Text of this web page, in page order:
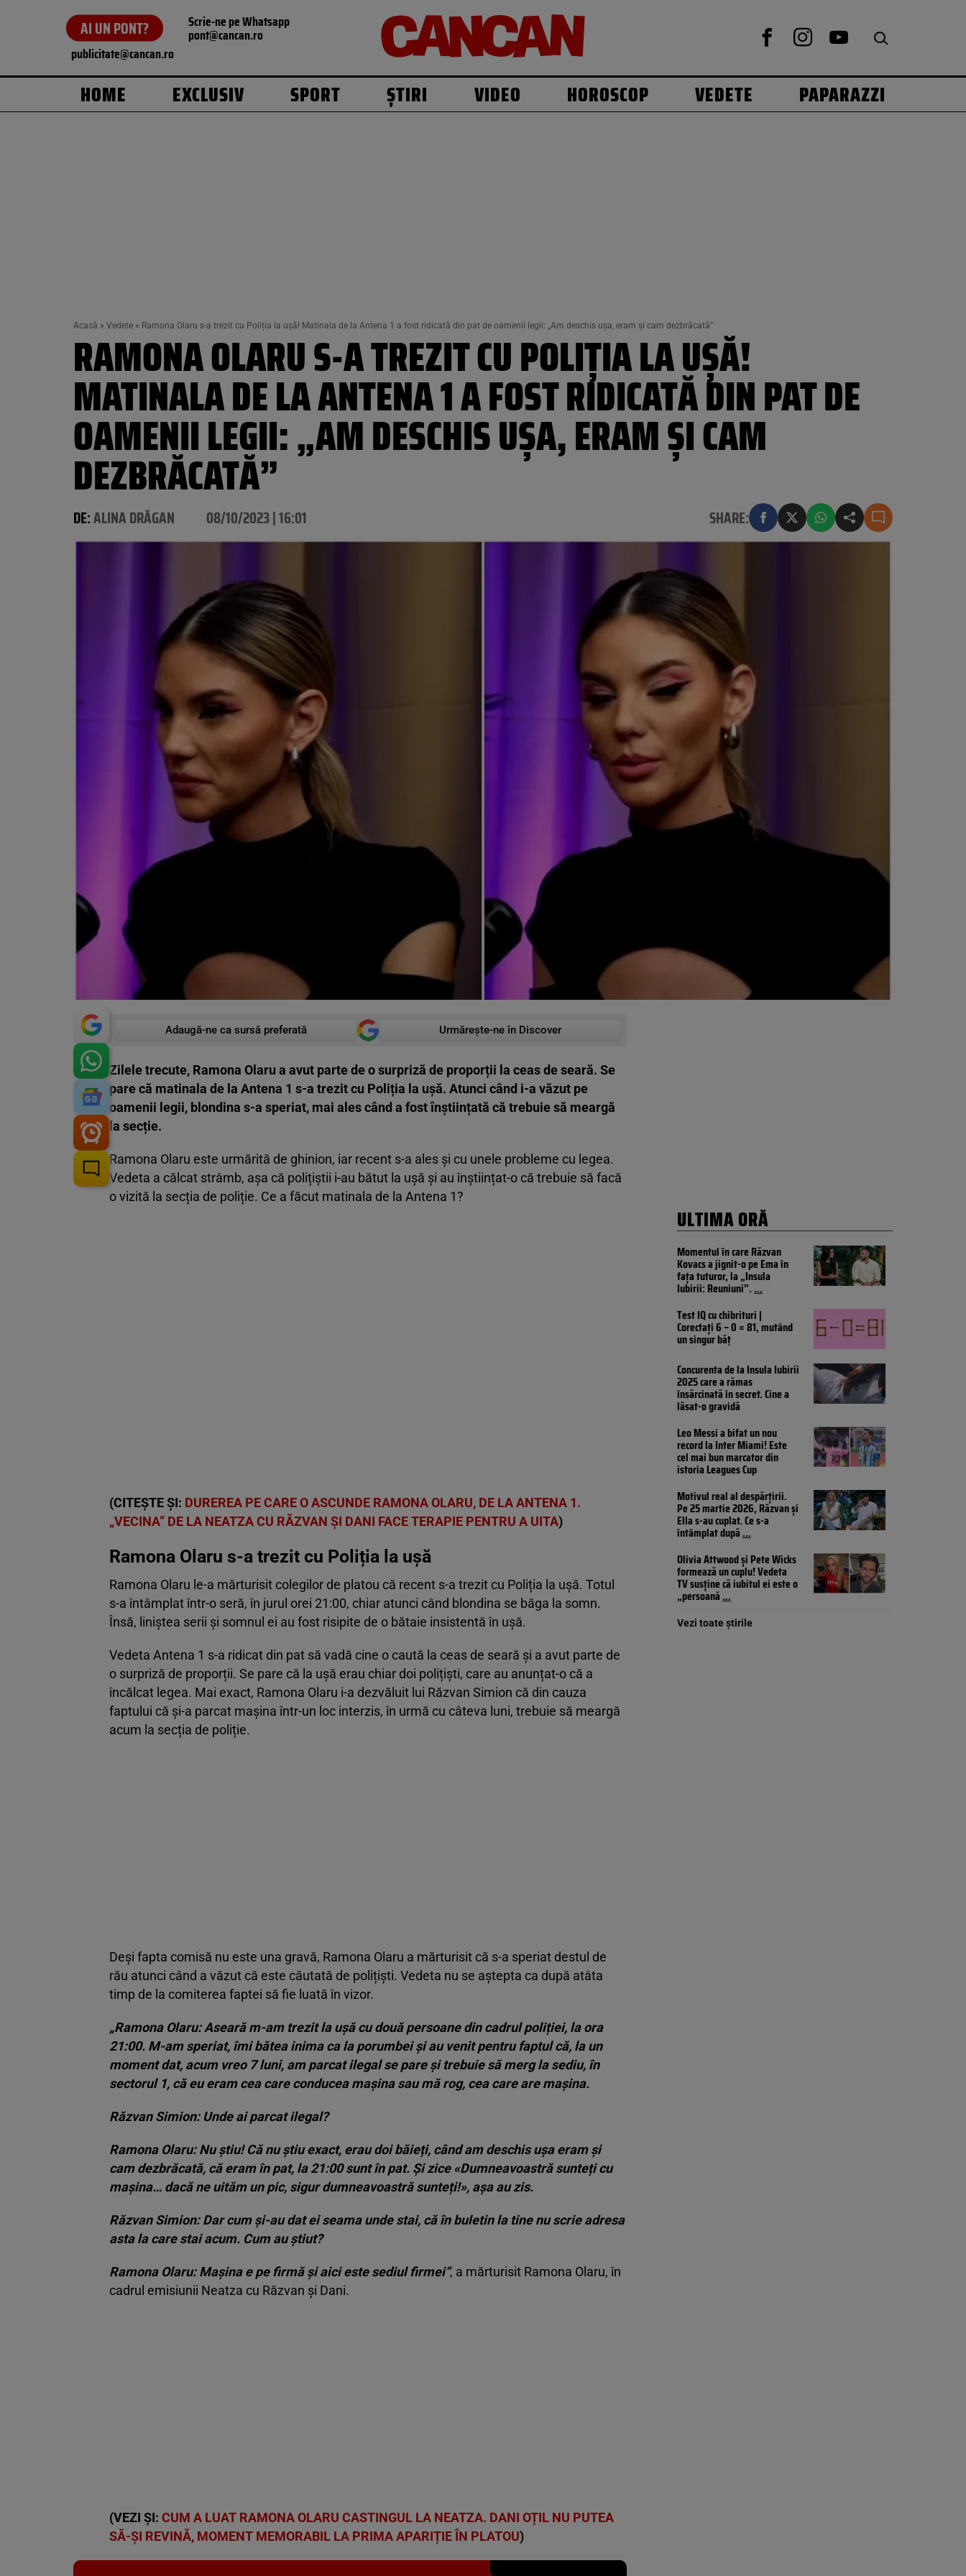
AI UN PONT? Scrie-ne pe Whatsapp
pont@cancan.ro
publicitate@cancan.ro
HOME EXCLUSIV SPORT ȘTIRI VIDEO HOROSCOP VEDETE PAPARAZZI
Acasă » Vedete » Ramona Olaru s-a trezit cu Poliția la ușă! Matinala de la Antena 1 a fost ridicată din pat de oamenii legii: „Am deschis ușa, eram și cam dezbrăcată”
RAMONA OLARU S-A TREZIT CU POLIȚIA LA UȘĂ!
MATINALA DE LA ANTENA 1 A FOST RIDICATĂ DIN PAT DE
OAMENII LEGII: „AM DESCHIS UȘA, ERAM ȘI CAM
DEZBRĂCATĂ”
DE:ALINA DRĂGAN 08/10/2023 | 16:01 SHARE:
Adaugă-ne ca sursă preferată Urmărește-ne în Discover
Zilele trecute, Ramona Olaru a avut parte de o surpriză de proporții la ceas de seară. Se
pare că matinala de la Antena 1 s-a trezit cu Poliția la ușă. Atunci când i-a văzut pe
oamenii legii, blondina s-a speriat, mai ales când a fost înștiințată că trebuie să meargă
la secție.
Ramona Olaru este urmărită de ghinion, iar recent s-a ales și cu unele probleme cu legea.
Vedeta a călcat strâmb, așa că polițiștii i-au bătut la ușă și au înștiințat-o că trebuie să facă
o vizită la secția de poliție. Ce a făcut matinala de la Antena 1?
(CITEȘTE ȘI: DUREREA PE CARE O ASCUNDE RAMONA OLARU, DE LA ANTENA 1.
„VECINA” DE LA NEATZA CU RĂZVAN ȘI DANI FACE TERAPIE PENTRU A UITA)
Ramona Olaru s-a trezit cu Poliția la ușă
Ramona Olaru le-a mărturisit colegilor de platou că recent s-a trezit cu Poliția la ușă. Totul
s-a întâmplat într-o seră, în jurul orei 21:00, chiar atunci când blondina se băga la somn.
Însă, liniștea serii și somnul ei au fost risipite de o bătaie insistentă în ușă.
Vedeta Antena 1 s-a ridicat din pat să vadă cine o caută la ceas de seară și a avut parte de
o surpriză de proporții. Se pare că la ușă erau chiar doi polițiști, care au anunțat-o că a
încălcat legea. Mai exact, Ramona Olaru i-a dezvăluit lui Răzvan Simion că din cauza
faptului că și-a parcat mașina într-un loc interzis, în urmă cu câteva luni, trebuie să meargă
acum la secția de poliție.
Deși fapta comisă nu este una gravă, Ramona Olaru a mărturisit că s-a speriat destul de
rău atunci când a văzut că este căutată de polițiști. Vedeta nu se aștepta ca după atâta
timp de la comiterea faptei să fie luată în vizor.
„Ramona Olaru: Aseară m-am trezit la ușă cu două persoane din cadrul poliției, la ora
21:00. M-am speriat, îmi bătea inima ca la porumbei și au venit pentru faptul că, la un
moment dat, acum vreo 7 luni, am parcat ilegal se pare și trebuie să merg la sediu, în
sectorul 1, că eu eram cea care conducea mașina sau mă rog, cea care are mașina.
Răzvan Simion: Unde ai parcat ilegal?
Ramona Olaru: Nu știu! Că nu știu exact, erau doi băieți, când am deschis ușa eram și
cam dezbrăcată, că eram în pat, la 21:00 sunt în pat. Și zice «Dumneavoastră sunteți cu
mașina… dacă ne uităm un pic, sigur dumneavoastră sunteți!», așa au zis.
Răzvan Simion: Dar cum și-au dat ei seama unde stai, că în buletin la tine nu scrie adresa
asta la care stai acum. Cum au știut?
Ramona Olaru: Mașina e pe firmă și aici este sediul firmei”, a mărturisit Ramona Olaru, în
cadrul emisiunii Neatza cu Răzvan și Dani.
(VEZI ȘI: CUM A LUAT RAMONA OLARU CASTINGUL LA NEATZA. DANI OȚIL NU PUTEA
SĂ-ȘI REVINĂ, MOMENT MEMORABIL LA PRIMA APARIȚIE ÎN PLATOU)
ULTIMA ORĂ
Momentul în care Răzvan
Kovacs a jignit-o pe Ema în
fața tuturor, la „Insula
Iubirii: Reuniuni”....
Test IQ cu chibrituri |
Corectați 6 – 0 = 81, mutând
un singur băț
Concurenta de la Insula Iubirii
2025 care a rămas
însărcinată în secret. Cine a
lăsat-o gravidă
Leo Messi a bifat un nou
record la Inter Miami! Este
cel mai bun marcator din
istoria Leagues Cup
Motivul real al despărțirii.
Pe 25 martie 2026, Răzvan și
Ella s-au cuplat. Ce s-a
întâmplat după...
Olivia Attwood și Pete Wicks
formează un cuplu! Vedeta
TV susține că iubitul ei este o
„persoană...
Vezi toate știrile